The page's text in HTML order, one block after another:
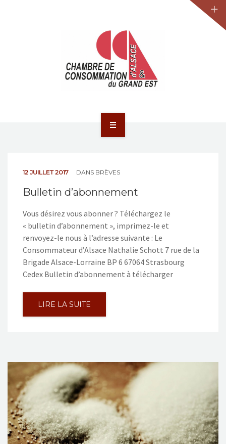
LA CCA-GE
NOS ACTIONS
CONTACT
12 JUILLET 2017 DANS BRÈVES
Bulletin d’abonnement
Vous désirez vous abonner ? Téléchargez le
« bulletin d’abonnement », imprimez-le et
renvoyez-le nous à l’adresse suivante : Le
Consommateur d’Alsace Nathalie Schott 7 rue de la
Brigade Alsace-Lorraine BP 6 67064 Strasbourg
Cedex Bulletin d’abonnement à télécharger
LIRE LA SUITE